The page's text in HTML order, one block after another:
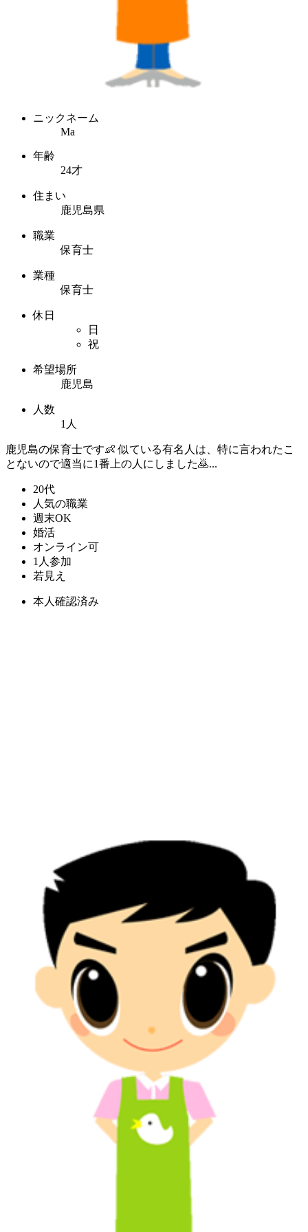
ニックネーム
Ma
年齢
24才
住まい
鹿児島県
職業
保育士
業種
保育士
休日
日
祝
希望場所
鹿児島
人数
1人
鹿児島の保育士です👶 似ている有名人は、特に言われたこ
とないので適当に1番上の人にしました🙇‍...
20代
人気の職業
週末OK
婚活
オンライン可
1人参加
若見え
本人確認済み